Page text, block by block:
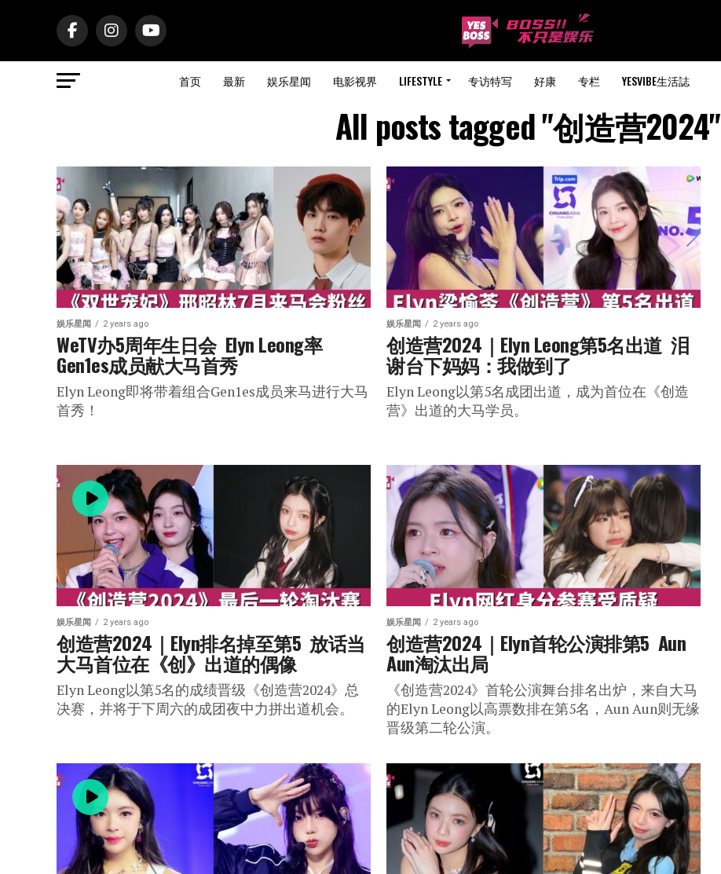
首页 最新 娱乐星闻 电影视界 LIFESTYLE 专访特写 好康 专栏 YESVIBE生活誌
All posts tagged "创造营2024"
娱乐星闻 2 years ago
WeTV办5周年生日会  Elyn Leong率
Gen1es成员献大马首秀
Elyn Leong即将带着组合Gen1es成员来马进行大马
首秀！
娱乐星闻 2 years ago
创造营2024｜Elyn Leong第5名出道  泪
谢台下妈妈：我做到了
Elyn Leong以第5名成团出道，成为首位在《创造
营》出道的大马学员。
娱乐星闻 2 years ago
创造营2024｜Elyn排名掉至第5  放话当
大马首位在《创》出道的偶像
Elyn Leong以第5名的成绩晋级《创造营2024》总
决赛，并将于下周六的成团夜中力拼出道机会。
娱乐星闻 2 years ago
创造营2024｜Elyn首轮公演排第5  Aun
Aun淘汰出局
《创造营2024》首轮公演舞台排名出炉，来自大马
的Elyn Leong以高票数排在第5名，Aun Aun则无缘
晋级第二轮公演。